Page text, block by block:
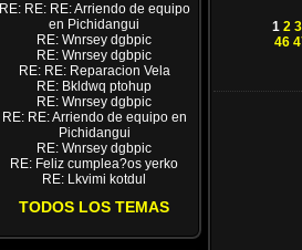
RE: RE: RE: Arriendo de equipo
en Pichidangui
RE: Wnrsey dgbpic
RE: Wnrsey dgbpic
RE: RE: Reparacion Vela
RE: Bkldwq ptohup
RE: Wnrsey dgbpic
RE: RE: Arriendo de equipo en
Pichidangui
RE: Wnrsey dgbpic
RE: Feliz cumplea?os yerko
RE: Lkvimi kotdul
TODOS LOS TEMAS
1 2 3
46